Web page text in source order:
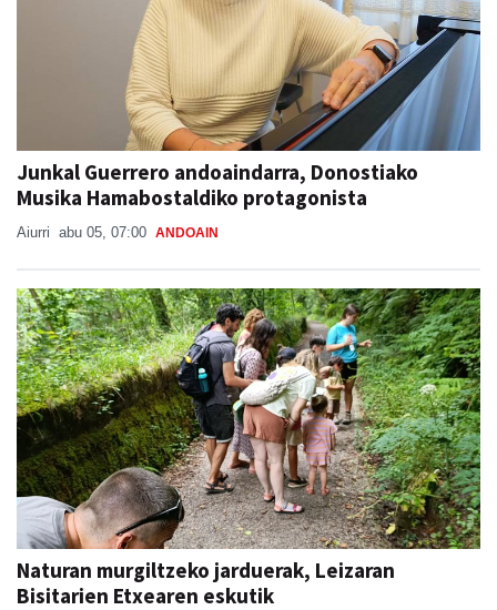
Junkal Guerrero andoaindarra, Donostiako
Musika Hamabostaldiko protagonista
Aiurri abu 05, 07:00 ANDOAIN
Naturan murgiltzeko jarduerak, Leizaran
Bisitarien Etxearen eskutik